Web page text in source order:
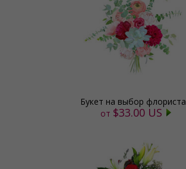
Букет на выбор флориста
от $33.00 US